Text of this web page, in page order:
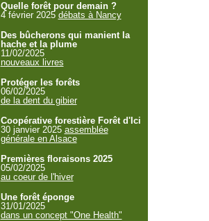
Quelle forêt pour demain ?
4 février 2025 débats à Nancy
Des bûcherons qui manient la
hache et la plume
11/02/2025
nouveaux livres
Protéger les forêts
06/02/2025
de la dent du gibier
Coopérative forestière Forêt d'Ici
30 janvier 2025 assemblée
générale en Alsace
Premières floraisons 2025
05/02/2025
au coeur de l'hiver
Une forêt éponge
31/01/2025
dans un concept "One Health"